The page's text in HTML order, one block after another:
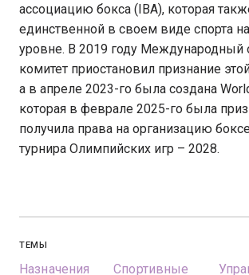
ассоциацию бокса (IBA), которая
единственной в своем виде спорта
уровне. В 2019 году Международный
комитет приостановил признание
а в апреле 2023-го была создана
которая в феврале 2025-го была
получила права на организацию
турнира Олимпийских игр – 2028.
ТЕМЫ
Назначения Спортивные